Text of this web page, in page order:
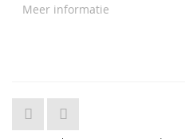
Meer informatie